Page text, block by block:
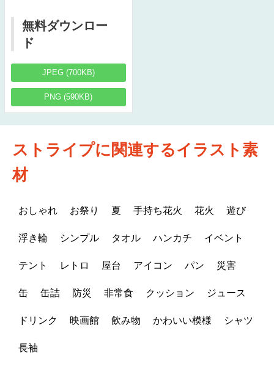
無料ダウンロー
ド
JPEG (700KB)
PNG (590KB)
ストライプに関連するイラスト素
材
おしゃれ お祭り 夏 手持ち花火 花火 遊び
浮き輪 シンプル タオル ハンカチ イベント
テント レトロ 屋台 アイコン パン 災害
缶 缶詰 防災 非常食 クッション ジュース
ドリンク 映画館 飲み物 かわいい模様 シャツ
長袖